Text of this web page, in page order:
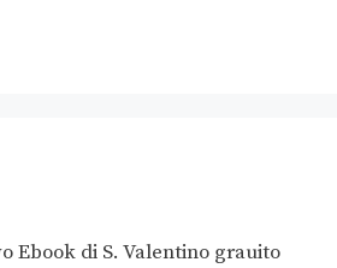
Ebook di S. Valentino grauito